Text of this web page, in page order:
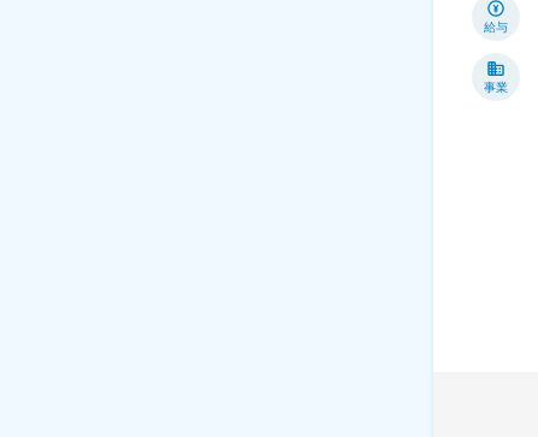
給与
事業